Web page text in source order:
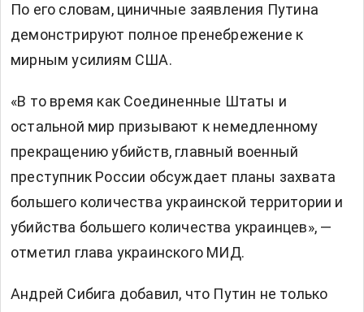
По его словам, циничные заявления Путина
демонстрируют полное пренебрежение к
мирным усилиям США.
«В то время как Соединенные Штаты и
остальной мир призывают к немедленному
прекращению убийств, главный военный
преступник России обсуждает планы захвата
большего количества украинской территории и
убийства большего количества украинцев», —
отметил глава украинского МИД.
Андрей Сибига добавил, что Путин не только